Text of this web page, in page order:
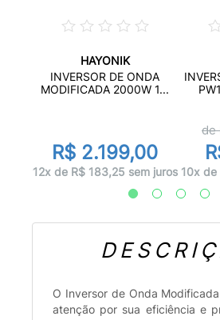
HAYONIK
INVERSOR DE ONDA
MODIFICADA 2000W 1...
R$ 2.199,00
12x de R$ 183,25 sem juros
de
10x de
O Inversor de Onda
atenção por sua eficiência e